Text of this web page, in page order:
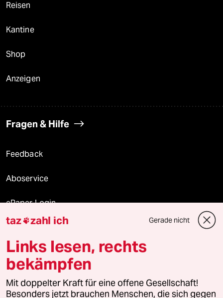
Reisen
Kantine
Shop
Anzeigen
Fragen & Hilfe
Feedback
Aboservice
ePaper Login
Downloads für Abonnierende
© 2026 taz Verlags und Vertriebs GmbH
Alle Rechte vorbehalten. Bei rechtlichen Fragen oder für Genehmigungen
wenden Sie sich bitte an
lizenzen@taz.de
taz zahl ich Gerade nicht
Links lesen, rechts
bekämpfen
Mit doppelter Kraft für eine offene Gesellschaft!
Besonders jetzt brauchen Menschen, die sich gegen